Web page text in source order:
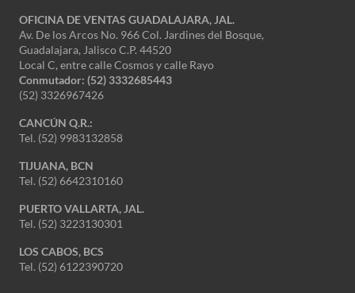
OFICINA DE VENTAS GUADALAJARA, JAL.
Av. De los Arcos No. 966 Col. Jardines del Bosque,
Guadalajara, Jalisco C.P. 44520
Local C, entre calle Cosmos y calle Rayo
Conmutador: (52) 3332685443
(52) 3326967426
CANCÚN Q.R.:
Tel. (52) 9983132858
TIJUANA, BCN
Tel. (52) 6642310160
PUERTO VALLARTA, JAL.
Tel. (52) 3223130301
LOS CABOS, BCS
Tel. (52) 6122390720